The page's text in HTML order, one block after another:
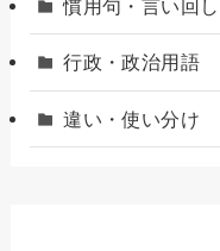
慣用句・言い回し
行政・政治用語
違い・使い分け